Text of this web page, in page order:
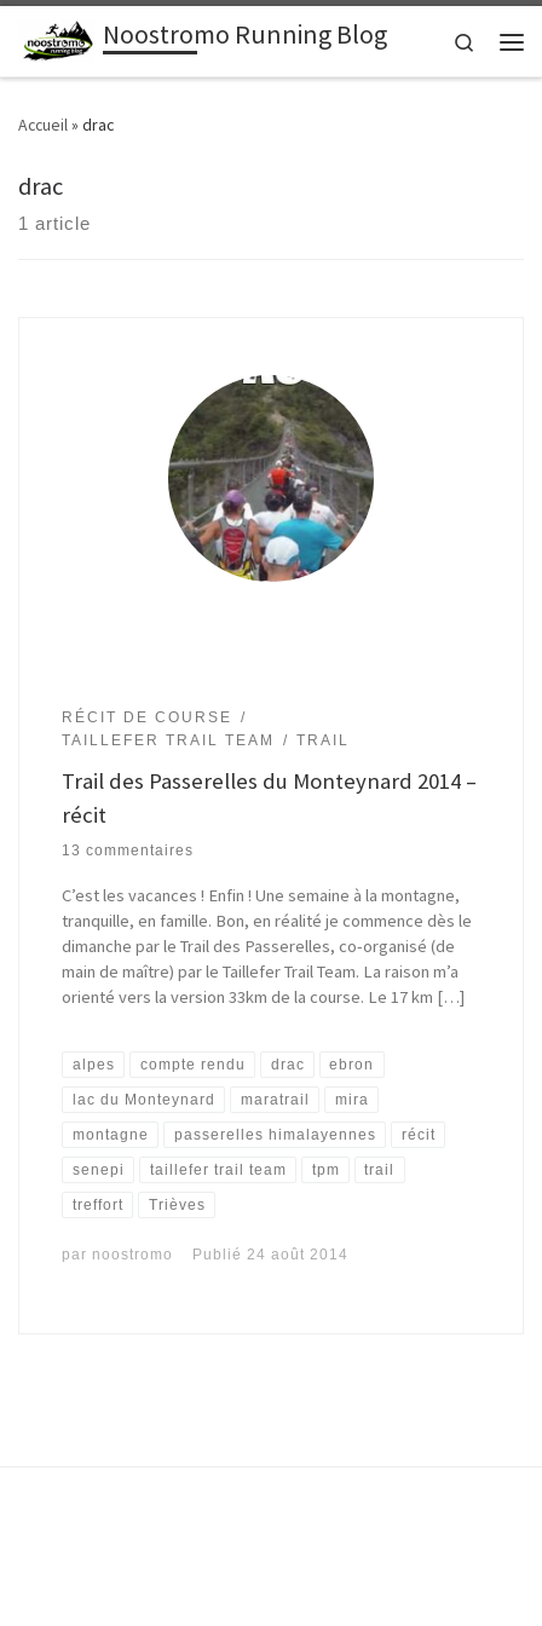
Passer au contenuNoostromo Running Blog
Search
Accueil» drac
drac
1 article
RÉCIT DE COURSE
TAILLEFER TRAIL TEAM
TRAIL
Trail des Passerelles du Monteynard 2014 –
récit
13 commentaires
C’est les vacances ! Enfin ! Une semaine à la montagne,
tranquille, en famille. Bon, en réalité je commence dès le
dimanche par le Trail des Passerelles, co-organisé (de
main de maître) par le Taillefer Trail Team. La raison m’a
orienté vers la version 33km de la course. Le 17 km […]
alpes compte rendu drac ebron
lac du Monteynard maratrail mira
montagne passerelles himalayennes récit
senepi taillefer trail team tpm trail
treffort Trièves
par noostromo Publié24 août 2014